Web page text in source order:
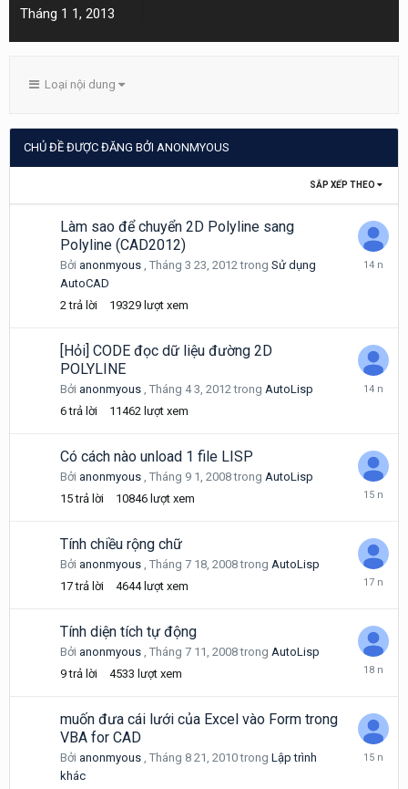
Tháng 1 1, 2013
Loại nội dung
CHỦ ĐỀ ĐƯỢC ĐĂNG BỞI ANONMYOUS
SẮP XẾP THEO
Làm sao để chuyển 2D Polyline sang
Polyline (CAD2012)
Bởi anonmyous , Tháng 3 23, 2012trong Sử dụng
AutoCAD
2 trả lời 19329 lượt xem
Tháng
[Hỏi] CODE đọc dữ liệu đường 2D
POLYLINE
Bởi anonmyous , Tháng 4 3, 2012trong AutoLisp
6 trả lời 11462 lượt xem
Tháng
Có cách nào unload 1 file LISP
Bởi anonmyous , Tháng 9 1, 2008trong AutoLisp
15 trả lời 10846 lượt xem
Tháng
2011
Tính chiều rộng chữ
Bởi anonmyous , Tháng 7 18, 2008trong AutoLisp
17 trả lời 4644 lượt xem
Tháng
2008
Tính diện tích tự động
Bởi anonmyous , Tháng 7 11, 2008trong AutoLisp
9 trả lời 4533 lượt xem
Tháng
2008
muốn đưa cái lưới của Excel vào Form trong
VBA for CAD
Bởi anonmyous , Tháng 8 21, 2010trong Lập trình
khác
Tháng